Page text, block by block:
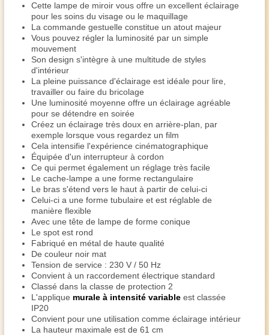
Cette lampe de miroir vous offre un excellent éclairage
pour les soins du visage ou le maquillage
La commande gestuelle constitue un atout majeur
Vous pouvez régler la luminosité par un simple
mouvement
Son design s'intègre à une multitude de styles
d'intérieur
La pleine puissance d'éclairage est idéale pour lire,
travailler ou faire du bricolage
Une luminosité moyenne offre un éclairage agréable
pour se détendre en soirée
Créez un éclairage très doux en arrière-plan, par
exemple lorsque vous regardez un film
Cela intensifie l'expérience cinématographique
Équipée d'un interrupteur à cordon
Ce qui permet également un réglage très facile
Le cache-lampe a une forme rectangulaire
Le bras s'étend vers le haut à partir de celui-ci
Celui-ci a une forme tubulaire et est réglable de
manière flexible
Avec une tête de lampe de forme conique
Le spot est rond
Fabriqué en métal de haute qualité
De couleur noir mat
Tension de service : 230 V / 50 Hz
Convient à un raccordement électrique standard
Classé dans la classe de protection 2
L'applique murale à intensité variable est classée
IP20
Convient pour une utilisation comme éclairage intérieur
La hauteur maximale est de 61 cm